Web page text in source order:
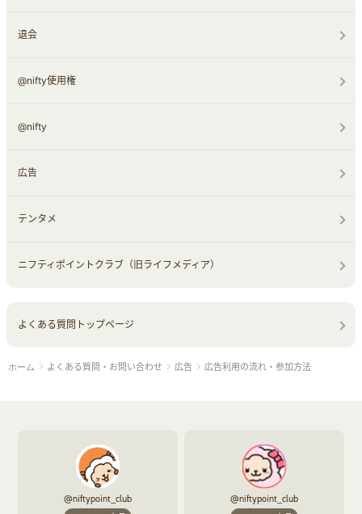
退会
@nifty使用権
@nifty
広告
テンタメ
ニフティポイントクラブ（旧ライフメディア）
よくある質問トップページ
ホーム よくある質問・お問い合わせ 広告 広告利用の流れ・参加方法
@niftypoint_club @niftypoint_club